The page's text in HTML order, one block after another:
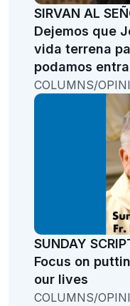
SIRVAN AL
Dejemos que
vida terrena
podamos
COLUMNS/
SUNDAY
Focus on
our lives
COLUMNS/